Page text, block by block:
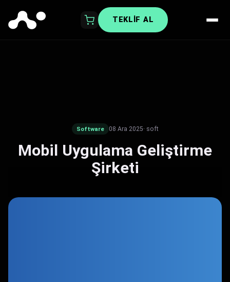
TEKLIF AL
Software 08 Ara 2025· soft
Mobil Uygulama Geliştirme
Şirketi